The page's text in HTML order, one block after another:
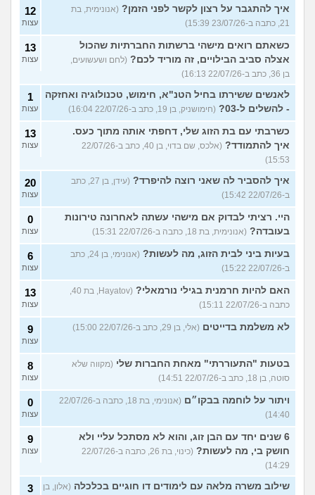
איך להתגבר על רצון לקשר לפני הזמן? (אנונימית, בת
21, כתבה ב-23/07/26 15:39)
12
עצות
כשאתם רואים מישהי ברשתות החברתיות שהכול
אצלה סביב הבילויים, זה מוריד לכם? (לחם ושעשועים,
בן 36, כתב ב-22/07/26 16:13)
13
עצות
לאנשים ששירתו בחיל הטנ"א, חימוש, טכנולוגיה ואחזקה
- להשלים ל-03?
(חימושניק, בן 19, כתב ב-22/07/26 16:04)
1
עצות
כשרבתי עם בת הזוג שלי, דחפתי אותה מתוך כעס.
איך להתמודד?
(אלכס, שם בדוי, בן 40, כתב ב-22/07/26
15:53)
13
עצות
איך להסביר לה שאני רוצה להיפרד?
(עידן, בן 27, כתב
ב-22/07/26 15:42)
20
עצות
היי. רציתי לבדוק אם מישהי עשתה לאחרונה טירונות
בעובדה? (אנונימית, בת 18, כתבה ב-22/07/26 15:31)
0
עצות
בעיות ביני לבית הזוג, מה לעשות?
(אנונימי, בן 24, כתב
ב-22/07/26 15:22)
6
עצות
האם להיות חרמנית בגילי נורמאלי?
(Hayatov, בת 40,
כתבה ב-22/07/26 15:11)
13
עצות
לא משלמת בדייטים (אלי, בן 29, כתב ב-22/07/26 15:00) 9
עצות
בטעות "התעוררתי" מאחת החברות שלי (מקווה שלא
סוטה, בן 18, כתב ב-22/07/26 14:51)
8
עצות
ויתור על לוחמה בבקו״ם
(אנונימי, בת 18, כתבה ב-22/07/26
14:40)
0
עצות
6 שנים יחד עם הבן זוג, והוא לא מסתכל עליי ולא
חושק בי, מה לעשות?
(כינוי, בת 26, כתבה ב-22/07/26
14:29)
9
עצות
שילוב משרה מלאה עם לימודים דו חוגיים בכלכלה (אלון, בן
3